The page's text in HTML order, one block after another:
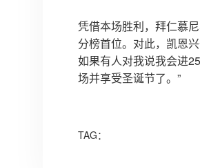
凭借本场胜利，拜仁慕
分榜首位。对此，凯恩
如果有人对我说我会进
场并享受圣诞节了。”
TAG：